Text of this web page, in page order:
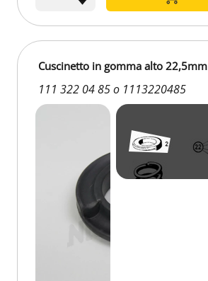
Cuscinetto in gomma alto 22,5mm
111 322 04 85 o 1113220485